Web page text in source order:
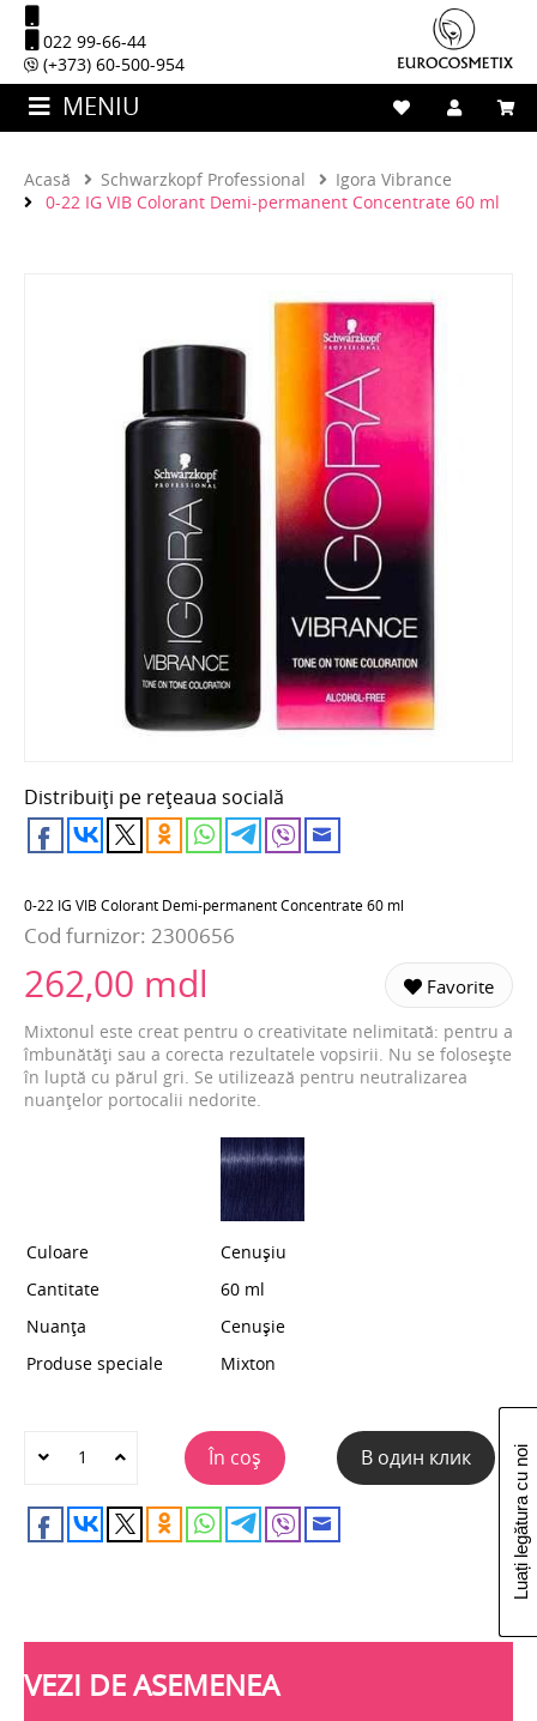
022 99-66-44
(+373) 60-500-954
MENIU
Luați legătura cu noi
Acasă Schwarzkopf Professional
Igora Vibrance
0-22 IG VIB Colorant Demi-permanent Concentrate 60 ml
Distribuiți pe rețeaua socială
0-22 IG VIB Colorant Demi-permanent Concentrate 60 ml
Cod furnizor: 2300656
262,00 mdl Favorite
Mixtonul este creat pentru o creativitate nelimitată: pentru a
îmbunătăți sau a corecta rezultatele vopsirii. Nu se folosește
în luptă cu părul gri. Se utilizează pentru neutralizarea
nuanțelor portocalii nedorite.
Culoare
Cenușiu
Cantitate
60 ml
Nuanța
Cenușie
Produse speciale
Mixton
În coș В один клик
VEZI DE ASEMENEA